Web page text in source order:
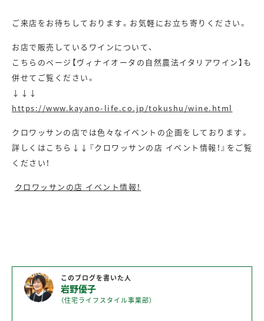
ご来店をお待ちしております。お気軽にお立ち寄りください。
お店で販売しているワインについて、
こちらのページ【ヴィナイオータの自然農法イタリアワイン】も
併せてご覧ください。
↓↓↓
https://www.kayano-life.co.jp/tokushu/wine.html
クロワッサンの店では色々なイベントの企画をしております。
詳しくはこちら↓↓『クロワッサンの店 イベント情報！』をご覧
ください！
クロワッサンの店 イベント情報！
このブログを書いた人
岩野優子
（住宅ライフスタイル事業部）